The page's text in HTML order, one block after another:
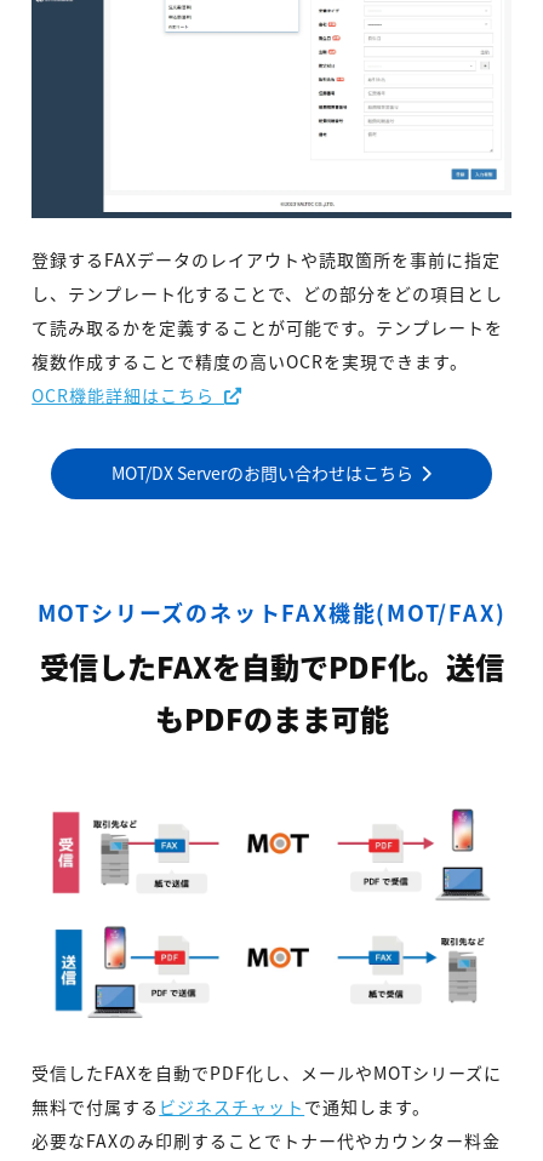
登録するFAXデータのレイアウトや読取箇所を事前に指定
し、テンプレート化することで、どの部分をどの項目とし
て読み取るかを定義することが可能です。テンプレートを
複数作成することで精度の高いOCRを実現できます。
OCR機能詳細はこちら
MOT/DX Serverのお問い合わせはこちら
MOTシリーズのネットFAX機能(MOT/FAX)
受信したFAXを自動でPDF化。送信
もPDFのまま可能
受信したFAXを自動でPDF化し、メールやMOTシリーズに
無料で付属する ビジネスチャット で通知します。
必要なFAXのみ印刷することでトナー代やカウンター料金